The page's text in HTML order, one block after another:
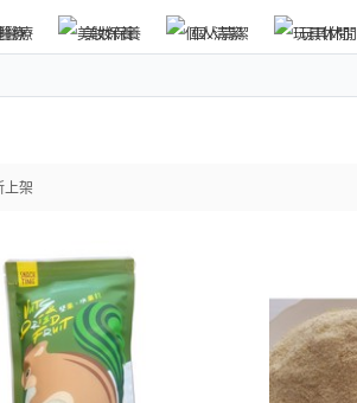
醫療 美妝保養 個人清潔 玩具休閒
上架